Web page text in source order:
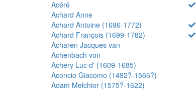
Acéré
Achard Anne
Achard Antoine (1696-1772)
Achard François (1699-1782)
Acharen Jacques van
Achenbach von
Achery Luc d' (1609-1685)
Aconcio Giacomo (1492?-1566?)
Adam Melchior (1575?-1622)